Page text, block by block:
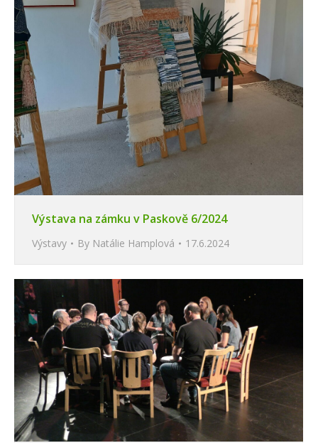
Výstava na zámku v Paskově 6/2024
Výstavy By Natálie Hamplová 17.6.2024